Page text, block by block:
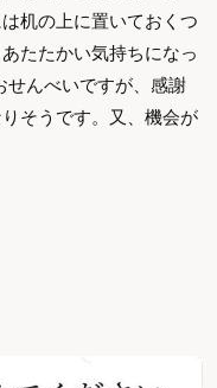
机の上に置いておくつ
たたかい気持ちになっ
んべいですが、感謝
そうです。又、機会が